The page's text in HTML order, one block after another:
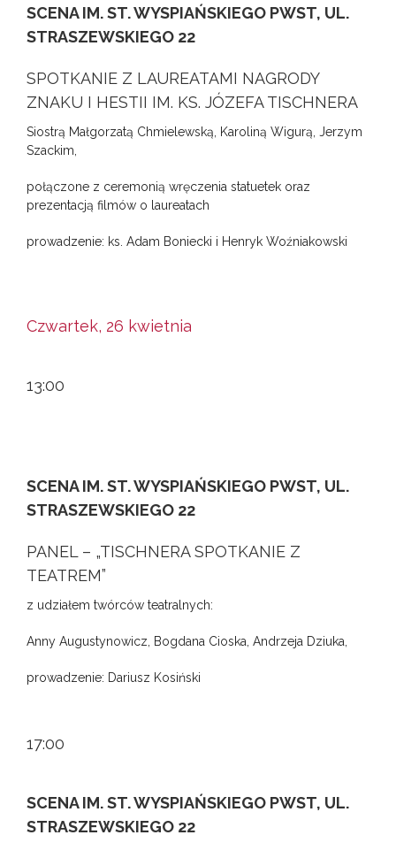
SCENA IM. ST. WYSPIAŃSKIEGO PWST, UL.
STRASZEWSKIEGO 22
SPOTKANIE Z LAUREATAMI NAGRODY
ZNAKU I HESTII IM. KS. JÓZEFA TISCHNERA
Siostrą Małgorzatą Chmielewską, Karoliną Wigurą, Jerzym
Szackim,
połączone z ceremonią wręczenia statuetek oraz
prezentacją filmów o laureatach
prowadzenie: ks. Adam Boniecki i Henryk Woźniakowski
Czwartek, 26 kwietnia
13:00
SCENA IM. ST. WYSPIAŃSKIEGO PWST, UL.
STRASZEWSKIEGO 22
PANEL – „TISCHNERA SPOTKANIE Z
TEATREM”
z udziałem twórców teatralnych:
Anny Augustynowicz, Bogdana Cioska, Andrzeja Dziuka,
prowadzenie: Dariusz Kosiński
17:00
SCENA IM. ST. WYSPIAŃSKIEGO PWST, UL.
STRASZEWSKIEGO 22